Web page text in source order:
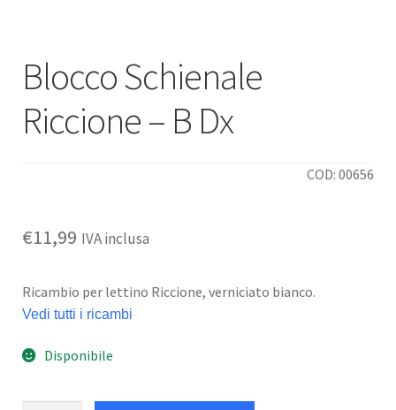
Blocco Schienale
Riccione – B Dx
COD: 00656
€11,99 IVA inclusa
Ricambio per lettino Riccione, verniciato bianco.
Vedi tutti i ricambi
Disponibile